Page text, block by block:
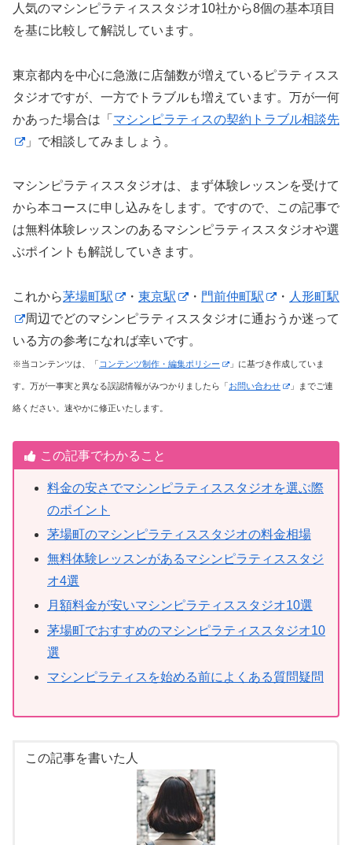
人気のマシンピラティススタジオ10社から8個の基本項目
を基に比較して解説しています。
東京都内を中心に急激に店舗数が増えているピラティスス
タジオですが、一方でトラブルも増えています。万が一何
かあった場合は「 マシンピラティスの契約トラブル相談先
」で相談してみましょう。
マシンピラティススタジオは、まず体験レッスンを受けて
から本コースに申し込みをします。ですので、この記事で
は無料体験レッスンのあるマシンピラティススタジオや選
ぶポイントも解説していきます。
これから茅場町駅 ・ 東京駅 ・ 門前仲町駅 ・ 人形町駅
周辺でどのマシンピラティススタジオに通おうか迷って
いる方の参考になれば幸いです。
※当コンテンツは、「 コンテンツ制作・編集ポリシー 」に基づき作成していま
す。万が一事実と異なる誤認情報がみつかりましたら「お問い合わせ 」までご連
絡ください。速やかに修正いたします。
この記事でわかること
料金の安さでマシンピラティススタジオを選ぶ際
のポイント
茅場町のマシンピラティススタジオの料金相場
無料体験レッスンがあるマシンピラティススタジ
オ4選
月額料金が安いマシンピラティススタジオ10選
茅場町でおすすめのマシンピラティススタジオ10
選
マシンピラティスを始める前によくある質問疑問
この記事を書いた人